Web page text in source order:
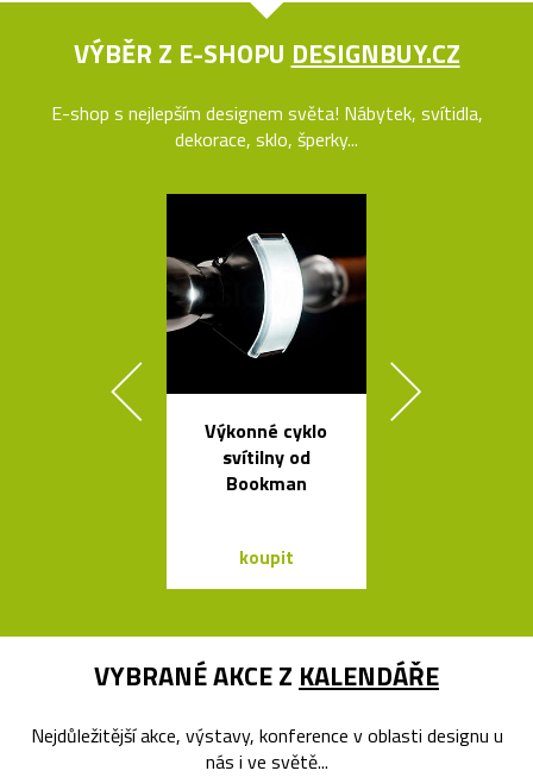
VÝBĚR Z E-SHOPU DESIGNBUY.CZ
E-shop s nejlepším designem světa! Nábytek, svítidla,
dekorace, sklo, šperky...
Výkonné cyklo
svítilny od
Bookman
koupit
VYBRANÉ AKCE Z KALENDÁŘE
Nejdůležitější akce, výstavy, konference v oblasti designu u
nás i ve světě...